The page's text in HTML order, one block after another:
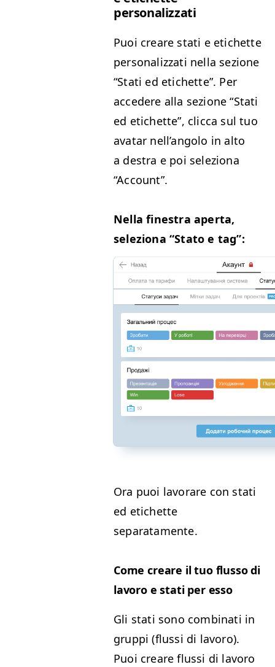
personalizzati
Puoi creare sta­ti e etichette
per­son­al­iz­za­ti nel­la sezione
“Sta­ti ed etichette”. Per
accedere alla sezione“Sta­ti
ed etichette”, clic­ca sul tuo
avatar nel­l’an­go­lo in alto
a destra e poi seleziona
“Account”.
Nel­la fines­tra aper­ta,
seleziona “Sta­to e tag”:
Ora puoi lavo­rare con sta­ti
ed etichette
separatamente.
Come creare il tuo flus­so di
lavoro e sta­ti per esso
Gli sta­ti sono com­bi­nati in
grup­pi (flus­si di lavoro).
Puoi creare flus­si di lavoro